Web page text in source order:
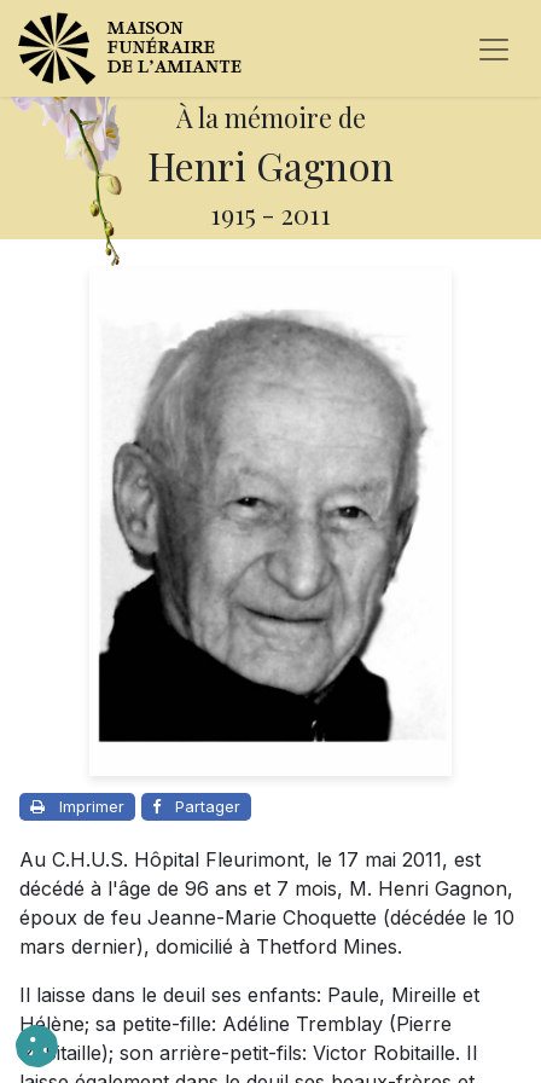
À la mémoire de
Henri Gagnon
1915 - 2011
Imprimer Partager
Au C.H.U.S. Hôpital Fleurimont, le 17 mai 2011, est
décédé à l'âge de 96 ans et 7 mois, M. Henri Gagnon,
époux de feu Jeanne-Marie Choquette (décédée le 10
mars dernier), domicilié à Thetford Mines.
Il laisse dans le deuil ses enfants: Paule, Mireille et
Hélène; sa petite-fille: Adéline Tremblay (Pierre
Robitaille); son arrière-petit-fils: Victor Robitaille. Il